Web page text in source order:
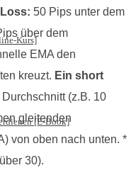
Kurs]
[E-Book]
50 Pips unter dem
über dem
EMA den
kreuzt. Ein short
(z.B. 10
gleitenden
von oben nach unten. *
30).